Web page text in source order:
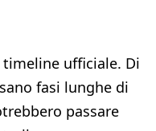
ufficiale. Di
fasi lunghe di
passare